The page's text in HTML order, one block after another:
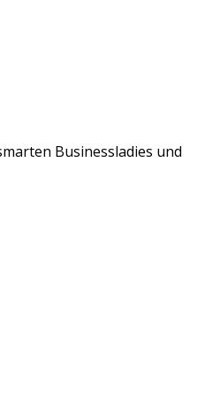
Businessladies und